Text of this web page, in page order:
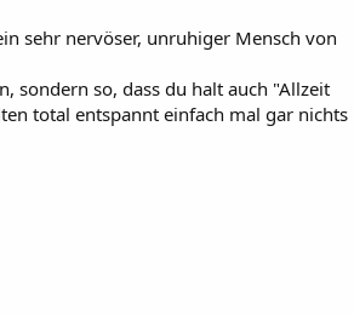
sehr nervöser, unruhiger Mensch von
sondern so, dass du halt auch "Allzeit
total entspannt einfach mal gar nichts